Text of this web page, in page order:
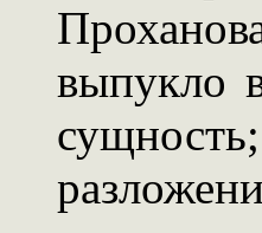
выпукло